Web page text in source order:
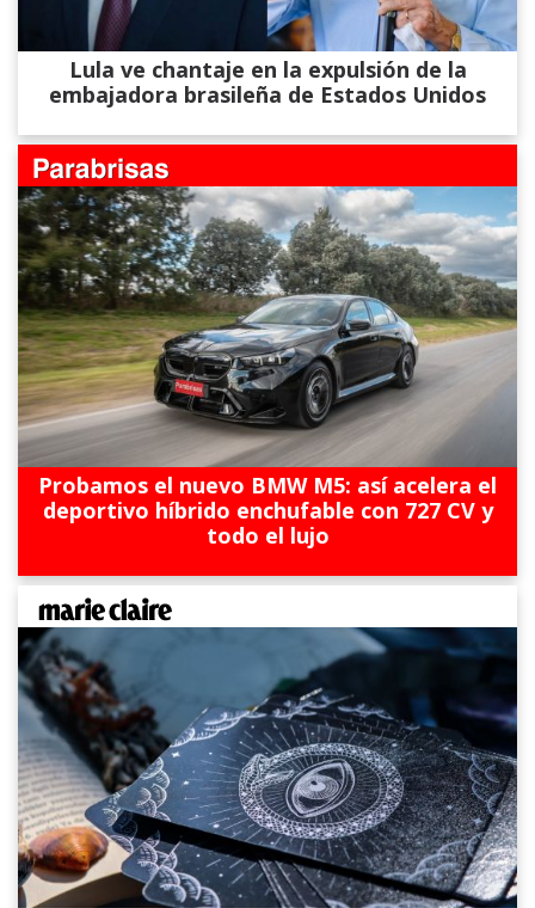
Lula ve chantaje en la expulsión de la
embajadora brasileña de Estados Unidos
Probamos el nuevo BMW M5: así acelera el
deportivo híbrido enchufable con 727 CV y
todo el lujo